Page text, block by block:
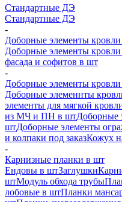
Стандартные ДЭ
Стандартные ДЭ
-
Доборные элементы
Доборные элементы
фасада и софитов в шт
-
Доборные элементы
Доборные элеменнты
элементы для мягкой
из МЧ и ПН в штДоборные
штДоборные элементы
и колпаки под заказКожух
-
Карнизные планки в шт
Ендовы в штЗаглушки
штМодуль обхода трубы
лобовые в штПланки